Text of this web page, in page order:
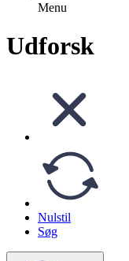
Menu
Udforsk
Nulstil
Søg